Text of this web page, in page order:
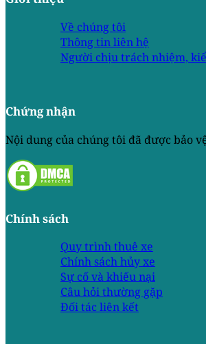
Về chúng tôi
Thông tin liên hệ
Người chịu trách nhiệm,
Chứng nhận
Nội dung của chúng tôi đã được bảo
Chính sách
Quy trình thuê xe
Chính sách hủy xe
Sự cố và khiếu nại
Câu hỏi thường gặp
Đối tác liên kết